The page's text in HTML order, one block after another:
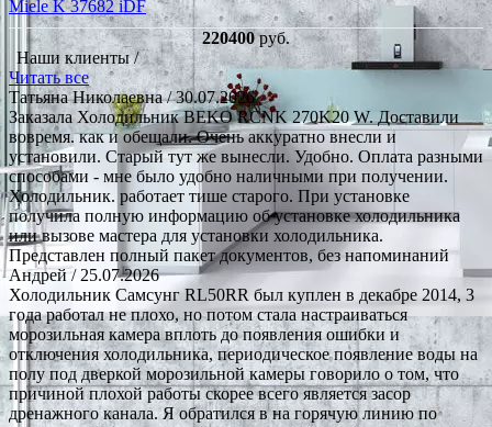
Miele K 37682 iDF
220400руб.
Наши клиенты /
Читать все
Татьяна Николаевна/ 30.07.2026
Заказала Холодильник BEKO RCNK 270K20 W. Доставили
вовремя. как и обещали. Очень аккуратно внесли и
установили. Старый тут же вынесли. Удобно. Оплата разными
способами - мне было удобно наличными при получении.
Холодильник. работает тише старого. При установке
получила полную информацию об установке холодильника
или вызове мастера для установки холодильника.
Представлен полный пакет документов, без напоминаний
Андрей/ 25.07.2026
Холодильник Самсунг RL50RR был куплен в декабре 2014, 3
года работал не плохо, но потом стала настраиваться
морозильная камера вплоть до появления ошибки и
отключения холодильника, периодическое появление воды на
полу под дверкой морозильной камеры говорило о том, что
причиной плохой работы скорее всего является засор
дренажного канала. Я обратился в на горячую линию по